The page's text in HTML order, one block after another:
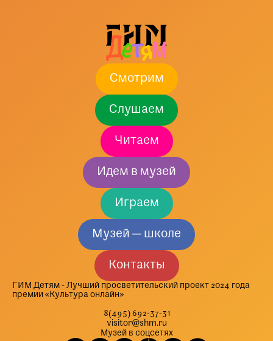
Смотрим
Слушаем
Читаем
Идем в музей
Играем
Музей — школе
Контакты
ГИМ Детям - Лучший просветительский проект 2024 года
премии «Культура онлайн»
8(495) 692-37-31
visitor@shm.ru
Музей в соцсетях